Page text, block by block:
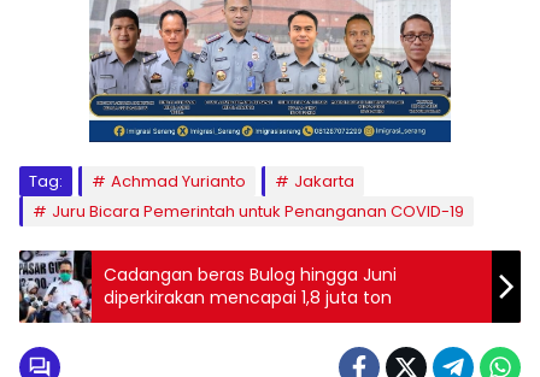
Tag: Achmad Yurianto
Jakarta
Juru Bicara Pemerintah untuk Penanganan COVID-19
Cadangan beras Bulog hingga Juni
diperkirakan mencapai 1,8 juta ton